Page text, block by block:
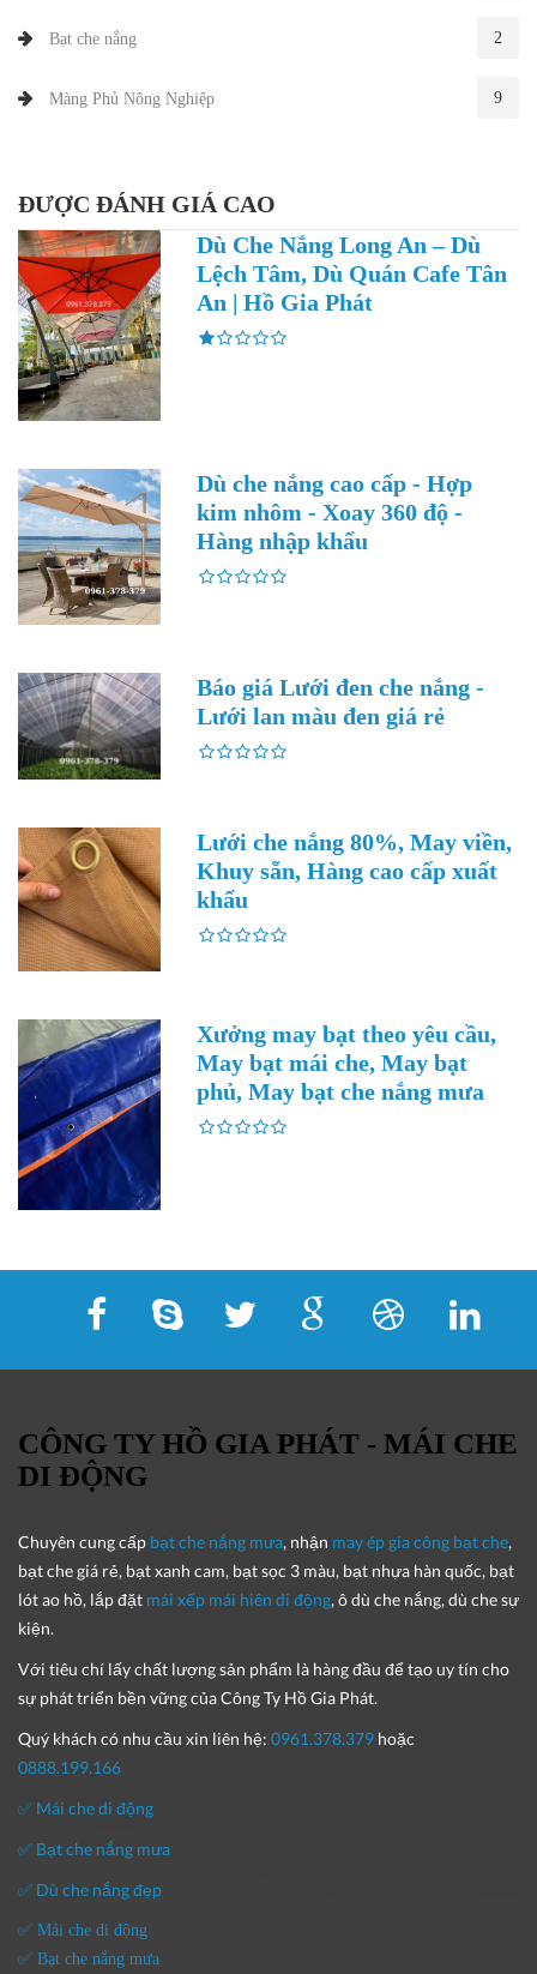
Bạt che nắng 2
Màng Phủ Nông Nghiệp 9
ĐƯỢC ĐÁNH GIÁ CAO
Dù Che Nắng Long An – Dù
Lệch Tâm, Dù Quán Cafe Tân
An | Hồ Gia Phát
Dù che nắng cao cấp - Hợp
kim nhôm - Xoay 360 độ -
Hàng nhập khẩu
Báo giá Lưới đen che nắng -
Lưới lan màu đen giá rẻ
Lưới che nắng 80%, May viền,
Khuy sẵn, Hàng cao cấp xuất
khẩu
Xưởng may bạt theo yêu cầu,
May bạt mái che, May bạt
phủ, May bạt che nắng mưa
CÔNG TY HỒ GIA PHÁT - MÁI CHE
DI ĐỘNG
Chuyên cung cấp bạt che nắng mưa, nhận may ép gia công bạt che,
bạt che giá rẻ, bạt xanh cam, bạt sọc 3 màu, bạt nhựa hàn quốc, bạt
lót ao hồ, lắp đặt mái xếp mái hiên di động, ô dù che nắng, dù che sự
kiện.
Với tiêu chí lấychất lượng sản phẩm là hàng đầu để tạo uy tín cho
sự phát triển bền vững củaCông Ty Hồ Gia Phát.
Quý khách có nhu cầu xin liên hệ: 0961.378.379 hoặc
0888.199.166
✅ Mái che di động
✅ Bạt che nắng mưa
✅ Dù che nắng đẹp
✅ Mái che di động
✅ Bạt che nắng mưa